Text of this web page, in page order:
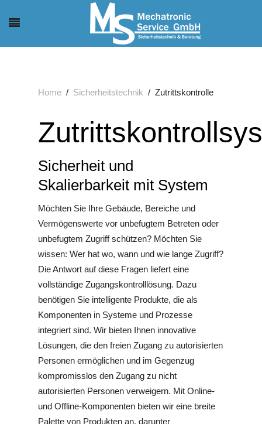
Home Sicherheitstechnik Zutrittskontrolle
Sicherheit und
Skalierbarkeit mit System
Möchten Sie Ihre Gebäude, Bereiche und
Vermögenswerte vor unbefugtem Betreten oder
unbefugtem Zugriff schützen? Möchten Sie
wissen: Wer hat wo, wann und wie lange Zugriff?
Die Antwort auf diese Fragen liefert eine
vollständige Zugangskontrolllösung. Dazu
benötigen Sie intelligente Produkte, die als
Komponenten in Systeme und Prozesse
integriert sind. Wir bieten Ihnen innovative
Lösungen, die den freien Zugang zu autorisierten
Personen ermöglichen und im Gegenzug
kompromisslos den Zugang zu nicht
autorisierten Personen verweigern. Mit Online-
und Offline-Komponenten bieten wir eine breite
Palette von Produkten an, darunter